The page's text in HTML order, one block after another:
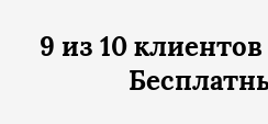
9 из 10